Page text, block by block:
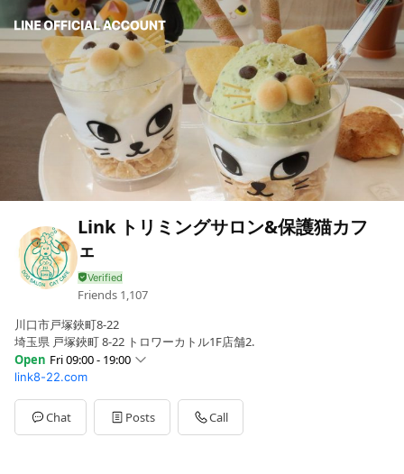
Link トリミングサロン&保護猫カフ
ェ
Friends 1,107
川口市戸塚鋏町8-22
埼玉県 戸塚鋏町 8-22 トロワーカトル1F店舗2.
Open Fri 09:00 - 19:00
Sun09:00 - 19:00
Mon09:00 - 19:00
Tue09:00 - 19:00
Wed09:00 - 18:00
link8-22.com
Chat Posts Call